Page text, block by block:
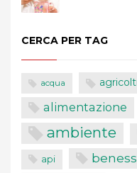
CERCA PER TAG
acqua
alimentazione
ambiente
api